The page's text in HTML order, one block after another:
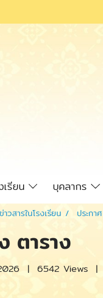
เรียน บุคลากร
ข่าวสารในโรงเรียน ประกา
ตาราง
| 6542 Views |